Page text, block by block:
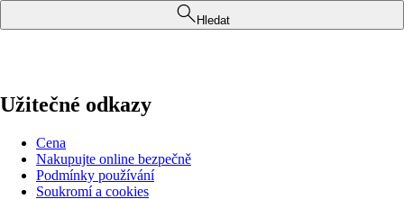
Hledat
Užitečné odkazy
Cena
Nakupujte online bezpečně
Podmínky používání
Soukromí a cookies